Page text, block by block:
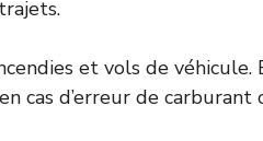
et vols de
en cas d’erreur de